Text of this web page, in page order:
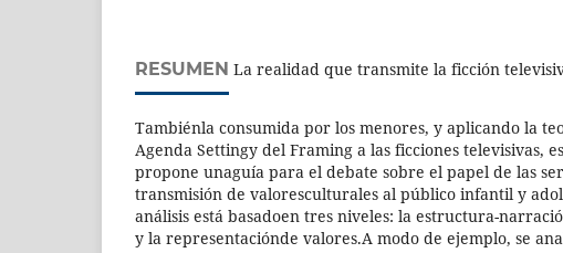
RESUMEN La realidad que transmite la ficción
Tambiénla consumida por los menores, y aplicando la
Agenda Settingy del Framing a las ficciones televisivas,
propone unaguía para el debate sobre el papel de las
transmisión de valoresculturales al público infantil y
análisis está basadoen tres niveles: la estructura-
y la representaciónde valores.A modo de ejemplo, se